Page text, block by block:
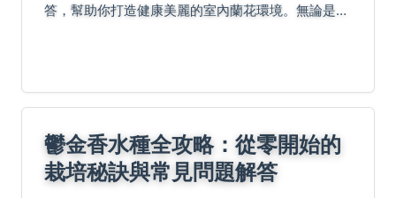
答，幫助你打造健康美麗的室內蘭花環境。無論是新
鬱金香水種全攻略：從零開始的
栽培秘訣與常見問題解答